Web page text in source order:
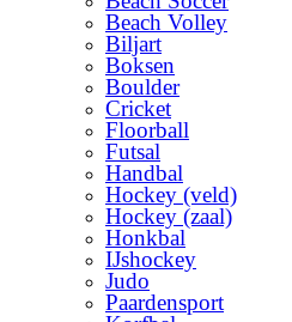
Beach Volley
Biljart
Boksen
Boulder
Cricket
Floorball
Futsal
Handbal
Hockey (veld)
Hockey (zaal)
Honkbal
IJshockey
Judo
Paardensport